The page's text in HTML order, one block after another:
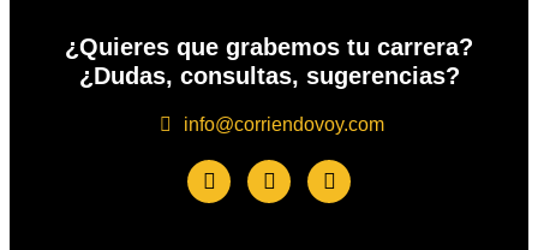
¿Quieres que grabemos tu carrera?
¿Dudas, consultas, sugerencias?
info@corriendovoy.com